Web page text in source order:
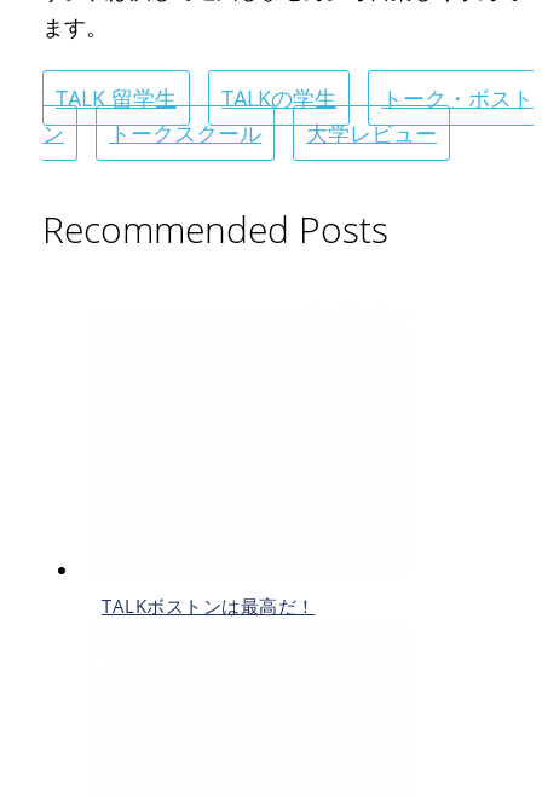
ます。
TALK 留学生 TALKの学生
トーク・ボスト
ン
トークスクール 大学レビュー
Recommended Posts
TALKボストンは最高だ！